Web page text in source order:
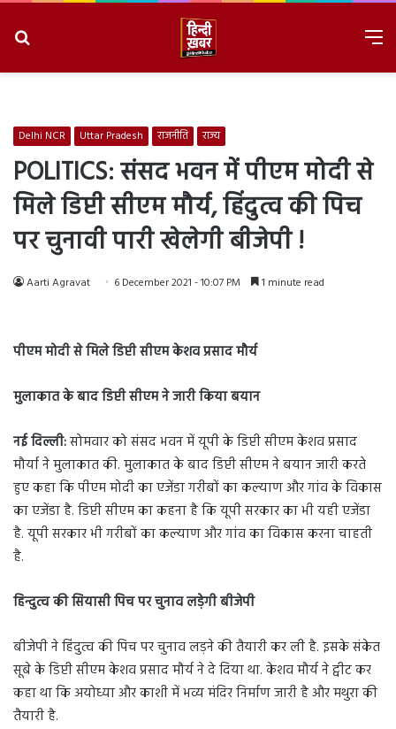
Delhi NCR Uttar Pradesh राजनीति राज्य
POLITICS: संसद भवन में पीएम मोदी से
मिले डिप्टी सीएम मौर्य, हिंदुत्व की पिच
पर चुनावी पारी खेलेगी बीजेपी !
Aarti Agravat 6 December 2021 - 10:07 PM 1 minute read
पीएम मोदी से मिले डिप्टी सीएम केशव प्रसाद मौर्य
मुलाकात के बाद डिप्टी सीएम ने जारी किया बयान
नई दिल्ली:सोमवार को संसद भवन में यूपी के डिप्टी सीएम केशव प्रसाद
मौर्या ने मुलाकात की. मुलाकात के बाद डिप्टी सीएम ने बयान जारी करते
हुए कहा कि पीएम मोदी का एजेंडा गरीबों का कल्याण और गांव के विकास
का एजेंडा है. डिप्टी सीएम का कहना है कि यूपी सरकार का भी यही एजेंडा
है. यूपी सरकार भी गरीबों का कल्याण और गांव का विकास करना चाहती
है.
हिन्दुत्व की सियासी पिच पर चुनाव लड़ेगी बीजेपी
बीजेपी ने हिंदुत्व की पिच पर चुनाव लड़ने की तैयारी कर ली है. इसके संकेत
सूबे के डिप्टी सीएम केशव प्रसाद मौर्य ने दे दिया था. केशव मौर्य ने ट्वीट कर
कहा था कि अयोध्या और काशी में भव्य मंदिर निर्माण जारी है और मथुरा की
तैयारी है.